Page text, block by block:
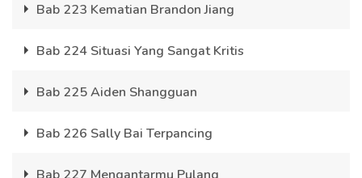
Bab 223 Kematian Brandon Jiang
Bab 224 Situasi Yang Sangat Kritis
Bab 225 Aiden Shangguan
Bab 226 Sally Bai Terpancing